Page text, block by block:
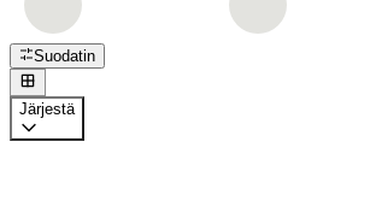
Suodatin
Järjestä